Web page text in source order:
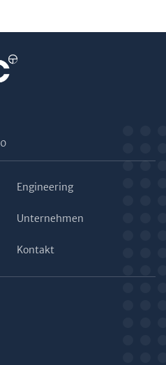
Engineering
Unternehmen
Kontakt